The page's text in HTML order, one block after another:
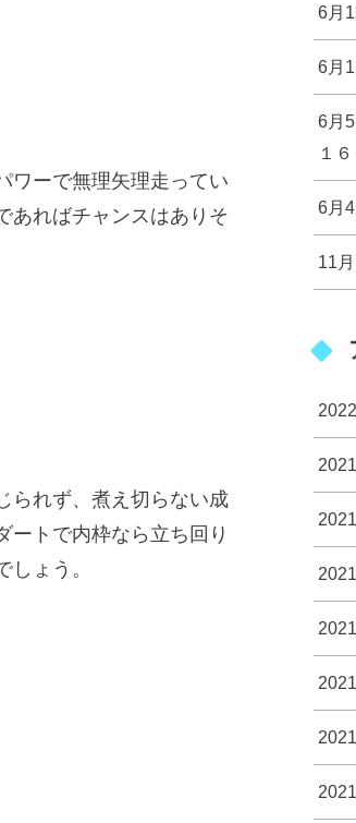
ワーで無理矢理走ってい
あればチャンスはありそ
られず、煮え切らない成
ートで内枠なら立ち回り
ょう。
6月
6月
6月
１
6月
11